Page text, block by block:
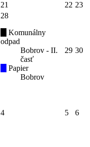
21 22 23
28
Komunálny
odpad
Bobrov - II.
časť
Papier
Bobrov
29 30
4 5 6